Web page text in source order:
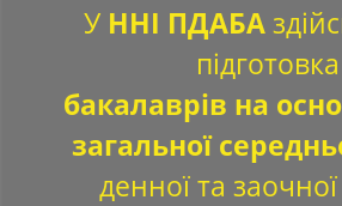
У ННІ ПДАБА
підготовка
бакалаврів на
загальної
денної та